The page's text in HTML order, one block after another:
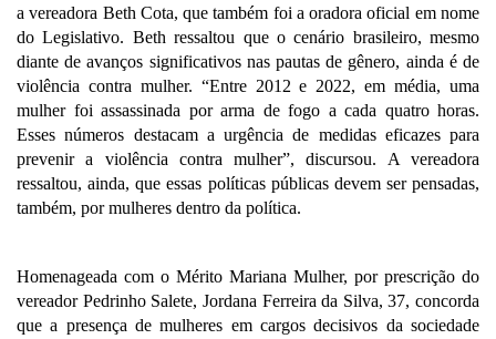
a vereadora Beth Cota, que também foi a oradora oficial em nome
do Legislativo. Beth ressaltou que o cenário brasileiro, mesmo
diante de avanços significativos nas pautas de gênero, ainda é de
violência contra mulher. “Entre 2012 e 2022, em média, uma
mulher foi assassinada por arma de fogo a cada quatro horas.
Esses números destacam a urgência de medidas eficazes para
prevenir a violência contra mulher”, discursou. A vereadora
ressaltou, ainda, que essas políticas públicas devem ser pensadas,
também, por mulheres dentro da política.
Homenageada com o Mérito Mariana Mulher, por prescrição do
vereador Pedrinho Salete, Jordana Ferreira da Silva, 37, concorda
que a presença de mulheres em cargos decisivos da sociedade